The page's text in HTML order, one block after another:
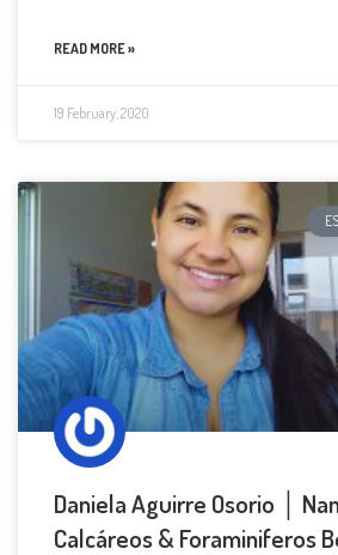
READ MORE »
19 February, 2020
Daniela Aguirre Osorio │
Calcáreos & Foraminiferos